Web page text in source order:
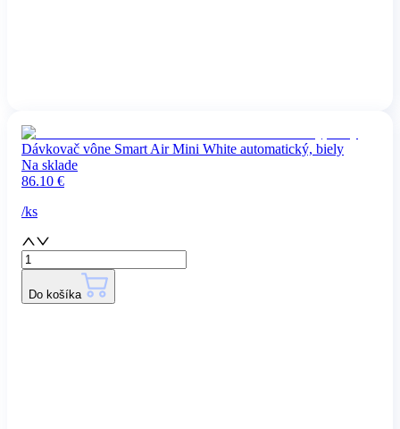
Dávkovač vône Smart Air Mini White automatický, biely
Na sklade
86.10 €
/ks
Do košíka